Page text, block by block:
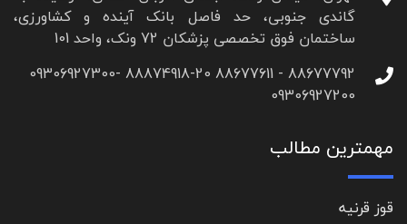
گاندی جنوبی، حد فاصل بانک آینده و کشاورزی،
ساختمان فوق تخصصی پزشکان 72 ونک، واحد 101
88677792 - 88677611 88874918-20 09306927300-
09306927200
مهمترین مطالب
قوز قرنیه